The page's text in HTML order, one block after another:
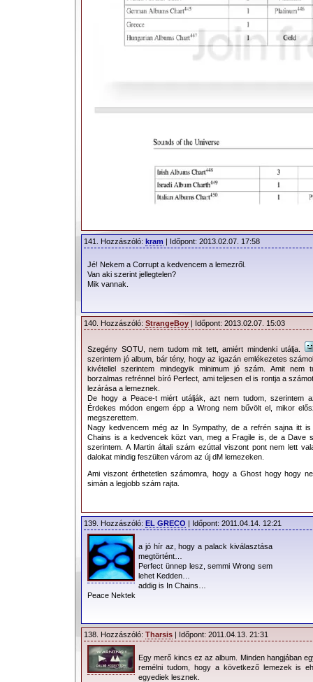
141. Hozzászóló: kram | Időpont: 2013.02.07. 17:58
Jé! Nekem a Corrupt a kedvencem a lemezről.
Van aki szerint jellegtelen?
Mik vannak.
140. Hozzászóló: StrangeBoy | Időpont: 2013.02.07. 15:03
Szegény SOTU, nem tudom mit tett, amiért mindenki utálja.
szerintem jó album, bár tény, hogy az igazán emlékezetes
kivétellel szerintem mindegyik minimum jó szám. Amit nem
borzalmas refrénnel bíró Perfect, ami teljesen el is rontja a
lezárása a lemeznek.
De hogy a Peace-t miért utálják, azt nem tudom, szerintem
Érdekes módon engem épp a Wrong nem bűvölt el, mikor
megszerettem.
Nagy kedvencem még az In Sympathy, de a refrén sajna itt
Chains is a kedvencek közt van, meg a Fragile is, de a Dave
szerintem. A Martin általi szám ezúttal viszont pont nem lett
dalokat mindig feszülten várom az új dM lemezeken.
Ami viszont érthetetlen számomra, hogy a Ghost hogy hogy
simán a legjobb szám rajta.
139. Hozzászóló: EL GRECO | Időpont: 2011.04.14. 12:21
a jó hír az, hogy a palack kiválasztása
megtörtént…
Perfect ünnep lesz, semmi Wrong sem
lehet Kedden…
addig is In Chains…
Peace Nektek
138. Hozzászóló: Tharsis | Időpont: 2011.04.13. 21:31
Egy merő kincs ez az album. Minden hangjában
remélni tudom, hogy a következő lemezek is
egyediek lesznek.